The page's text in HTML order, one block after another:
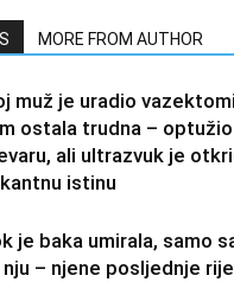
MORE FROM AUTHOR
muž je uradio
ostala trudna –
ali ultrazvuk je
istinu
je baka umirala, samo
nju – njene posljednje